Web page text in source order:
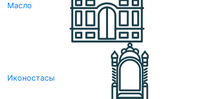
Масло
Иконостасы